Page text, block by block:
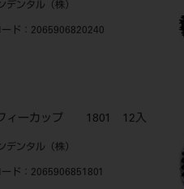
デンタル（株）
ド ：2065906820240
ィーカップ 1801 12入
デンタル（株）
ド ：2065906851801